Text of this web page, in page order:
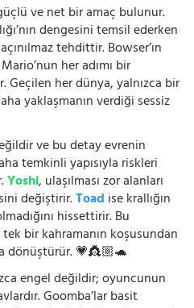
ve net bir amaç bulunur.
dengesini temsil ederken
tehdittir. Bowser’ın
her adımı bir
Geçilen her dünya, yalnızca bir
yaklaşmanın verdiği sessiz
ve bu detay evrenin
temkinli yapısıyla riskleri
Yoshi, ulaşılması zor alanları
değiştirir.Toad ise krallığın
hissettirir. Bu
bir kahramanın koşusundan
dönüştürür. 💗👸🏼🐢
engel değildir; oyuncunun
Goomba’lar basit